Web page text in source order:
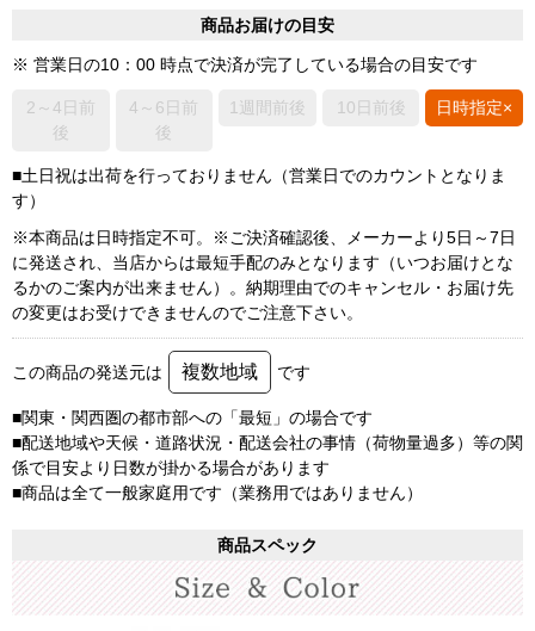
商品お届けの目安
※ 営業日の10：00 時点で決済が完了している場合の目安です
2～4日前
後
4～6日前
後
1週間前後 10日前後 日時指定×
■土日祝は出荷を行っておりません（営業日でのカウントとなりま
す）
※本商品は日時指定不可。※ご決済確認後、メーカーより5日～7日
に発送され、当店からは最短手配のみとなります（いつお届けとな
るかのご案内が出来ません）。納期理由でのキャンセル・お届け先
の変更はお受けできませんのでご注意下さい。
この商品の発送元は 複数地域 です
■関東・関西圏の都市部への「最短」の場合です
■配送地域や天候・道路状況・配送会社の事情（荷物量過多）等の関
係で目安より日数が掛かる場合があります
■商品は全て一般家庭用です（業務用ではありません）
商品スペック